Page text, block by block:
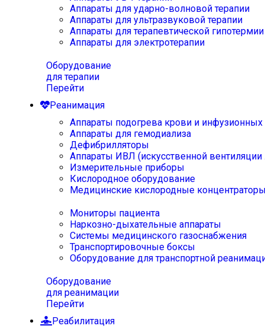
Аппараты для ударно-волновой терапии
Аппараты для ультразвуковой терапии
Аппараты для терапевтической
Аппараты для электротерапии
Оборудование
для терапии
Перейти
Реанимация
Аппараты подогрева крови и инфузионных
Аппараты для гемодиализа
Дефибрилляторы
Аппараты ИВЛ (искусственной вентиляции
Измерительные приборы
Кислородное оборудование
Медицинские кислородные
Мониторы пациента
Наркозно-дыхательные аппараты
Системы медицинского газоснабжения
Транспортировочные боксы
Оборудование для транспортной
Оборудование
для реанимации
Перейти
Реабилитация